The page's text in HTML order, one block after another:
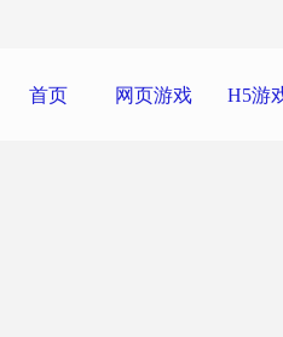
首页 网页游戏 H5游